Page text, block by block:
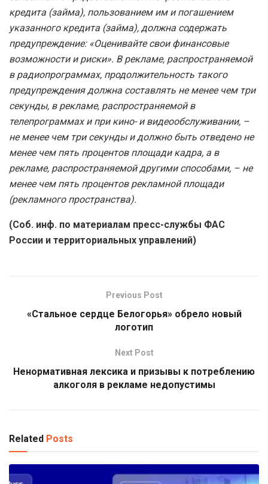
кредита (займа), пользованием им и погашением
указанного кредита (займа), должна содержать
предупреждение: «Оценивайте свои финансовые
возможности и риски». В рекламе, распространяемой
в радиопрограммах, продолжительность такого
предупреждения должна составлять не менее чем три
секунды, в рекламе, распространяемой в
телепрограммах и при кино- и видеообслуживании, –
не менее чем три секунды и должно быть отведено не
менее чем пять процентов площади кадра, а в
рекламе, распространяемой другими способами, – не
менее чем пять процентов рекламной площади
(рекламного пространства).
(Соб. инф. по материалам пресс-службы ФАС
России и территориальных управлений)
Previous Post
«Стальное сердце Белогорья» обрело новый
логотип
Next Post
Ненормативная лексика и призывы к потреблению
алкоголя в рекламе недопустимы
Related Posts